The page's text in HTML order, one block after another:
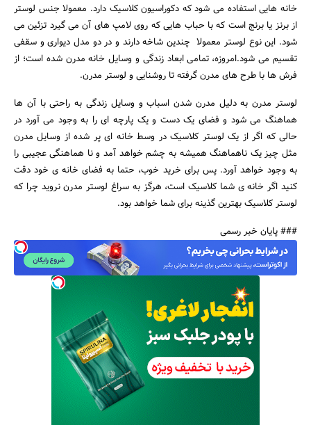
خانه هایی استفاده می شود که دکوراسیون کلاسیک دارد. معمولا جنس لوستر
از برنز یا برنج است که با حباب هایی که روی لامپ های آن می گیرد تزئین می
شود. این نوع لوستر معمولا چندین شاخه دارند و در دو مدل دیواری و سقفی
تقسیم می شود.امروزه، تمامی ابعاد زندگی و وسایل خانه مدرن شده است؛ از
فرش ها با طرح های مدرن گرفته تا روشنایی و لوستر مدرن.
لوستر مدرن به دلیل مدرن شدن اسباب و وسایل زندگی به راحتی با آن ها
هماهنگ می شود و فضای یک دست و یک پارچه ای را به وجود می آورد در
حالی که اگر از یک لوستر کلاسیک در وسط خانه ای پر شده از وسایل مدرن
مثل چیز یک ناهماهنگ همیشه به چشم خواهد آمد و نا هماهنگی عجیبی را
به وجود خواهد آورد. پس برای خرید خوب، حتما به فضای خانه ی خود دقت
کنید اگر خانه ی شما کلاسیک است، هرگز به سراغ لوستر مدرن نروید چرا که
لوستر کلاسیک بهترین گذینه برای شما خواهد بود.
### پایان خبر رسمی